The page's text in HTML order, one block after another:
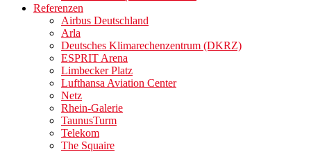
Referenzen
Airbus Deutschland
Arla
Deutsches Klimarechenzentrum (DKRZ)
ESPRIT Arena
Limbecker Platz
Lufthansa Aviation Center
Netz
Rhein-Galerie
TaunusTurm
Telekom
The Squaire